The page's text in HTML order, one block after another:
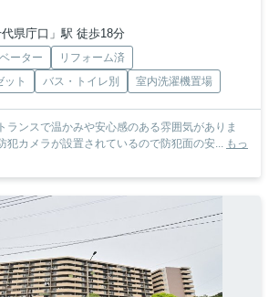
県庁口」駅 徒歩18分
ーター
リフォーム済
ット
バス・トイレ別 室内洗濯機置場
ランスで温かみや安心感のある雰囲気がありま
犯カメラが設置されているので防犯面の安... もっ